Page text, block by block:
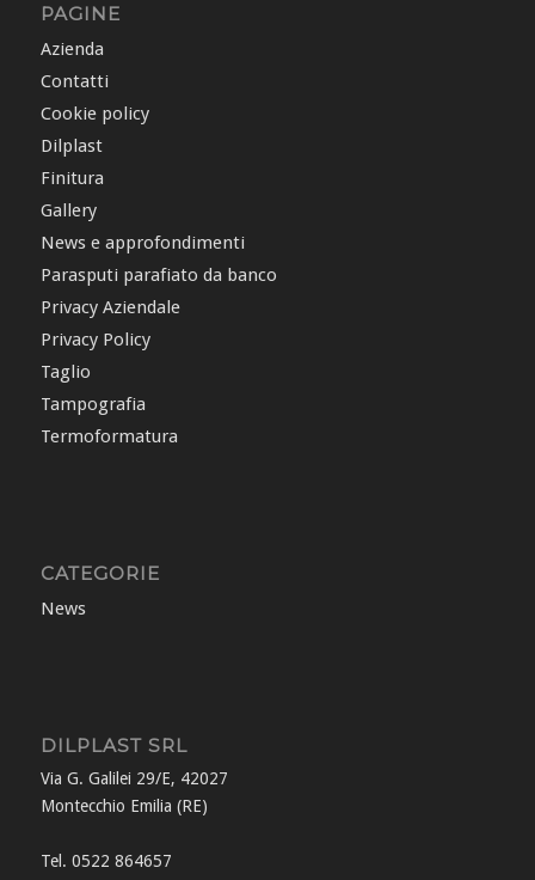
PAGINE
Azienda
Contatti
Cookie policy
Dilplast
Finitura
Gallery
News e approfondimenti
Parasputi parafiato da banco
Privacy Aziendale
Privacy Policy
Taglio
Tampografia
Termoformatura
CATEGORIE
News
DILPLAST SRL
Via G. Galilei 29/E, 42027
Montecchio Emilia (RE)
Tel. 0522 864657